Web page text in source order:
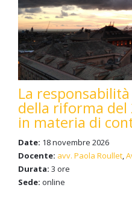
La
della riforma del
in materia di
Date: 18 novembre 2026
Docente: avv. Paola Roullet,
Durata: 3 ore
Sede: online